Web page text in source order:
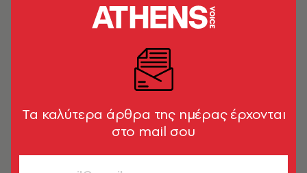
ΟΛΑ ΤΑ ΑΡΘΡΑ ΤΟΥ TAG
ΘΕΜΑΤΑ ΓΕΥΣΗΣ
αμύγδαλα
Δημήτρης Ξανθούλης
Tα καλύτερα άρθρα της ημέρας έρχονται
στο mail σου